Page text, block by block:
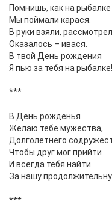
Помнишь, как на рыбалке
Мы поймали карася.
В руки взяли,
Оказалось – ивася.
В твой День рождения
Я пью за тебя на рыбалке!
***
В День рожденья
Желаю тебе мужества,
Долголетнего
Чтобы друг мог прийти
И всегда тебя найти.
За нашу
***